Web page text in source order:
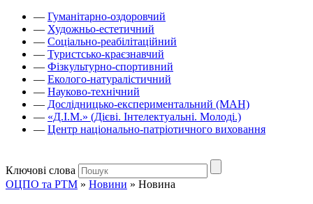
— Гуманітарно-оздоровчий
— Художньо-естетичний
— Соціально-реабілітаційний
— Туристсько-краєзнавчий
— Фізкультурно-спортивний
— Еколого-натуралістичний
— Науково-технічний
— Дослідницько-експериментальний (МАН)
— «Д.І.М.» (Дієві. Інтелектуальні. Молоді.)
— Центр національно-патріотичного виховання
Ключові слова
ОЦПО та РТМ » Новини » Новина